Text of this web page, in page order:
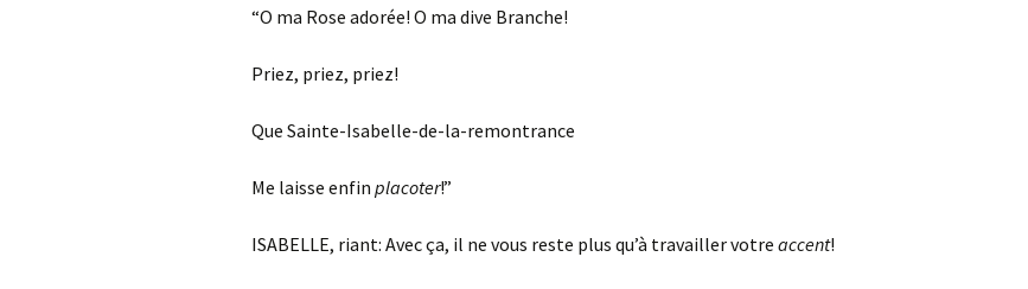
“O ma Rose adorée! O ma dive Branche!
Priez, priez, priez!
Que Sainte-Isabelle-de-la-remontrance
Me laisse enfin placoter!”
ISABELLE, riant: Avec ça, il ne vous reste plus qu’à travailler votre accent!